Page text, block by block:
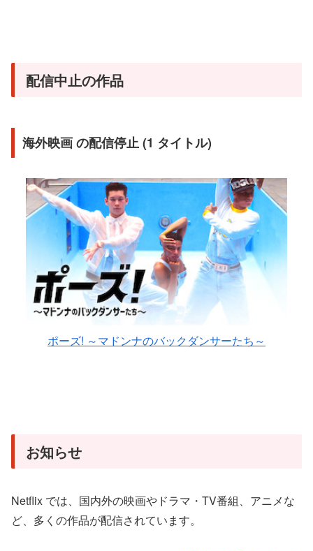
配信中止の作品
海外映画 の配信停止 (1 タイトル)
ポーズ! ～マドンナのバックダンサーたち～
お知らせ
Netflix では、国内外の映画やドラマ・TV番組、アニメな
ど、多くの作品が配信されています。